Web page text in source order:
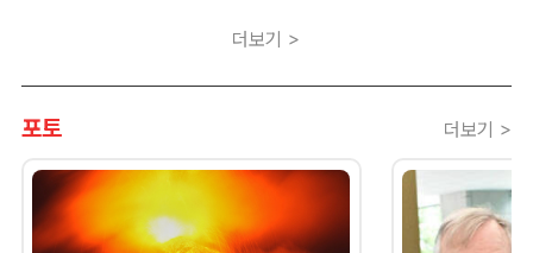
더보기 >
포토 더보기 >